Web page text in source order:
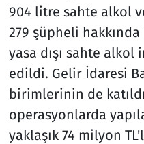
904 litre sahte alkol
279 şüpheli hakkında
yasa dışı sahte
edildi. Gelir İdaresi
birimlerinin de
operasyonlarda
yaklaşık 74 milyon